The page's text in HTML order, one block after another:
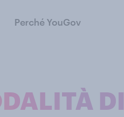
Perché YouGov
DI